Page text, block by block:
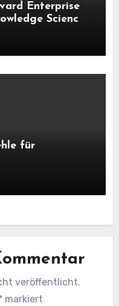
Enterprise
Science
für
veröffentlicht.
markiert